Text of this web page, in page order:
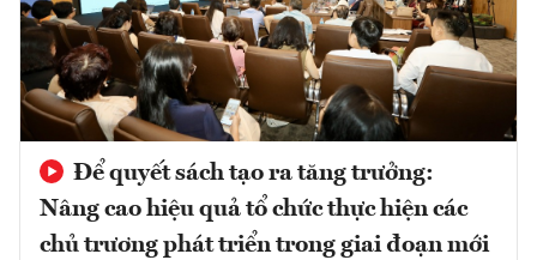
Để quyết sách tạo ra tăng trưởng:
Nâng cao hiệu quả tổ chức thực hiện các
chủ trương phát triển trong giai đoạn mới